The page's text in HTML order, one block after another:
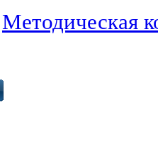
Методическая